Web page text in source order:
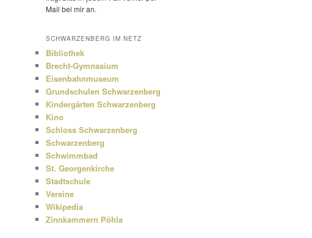
Mail bei mir an.
SCHWARZENBERG IM NETZ
Bibliothek
Brecht-Gymnasium
Eisenbahnmuseum
Grundschulen Schwarzenberg
Kindergärten Schwarzenberg
Kino
Schloss Schwarzenberg
Schwarzenberg
Schwimmbad
St. Georgenkirche
Stadtschule
Vereine
Wikipedia
Zinnkammern Pöhla